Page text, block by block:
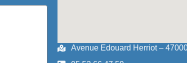
Avenue Edouard Herriot –